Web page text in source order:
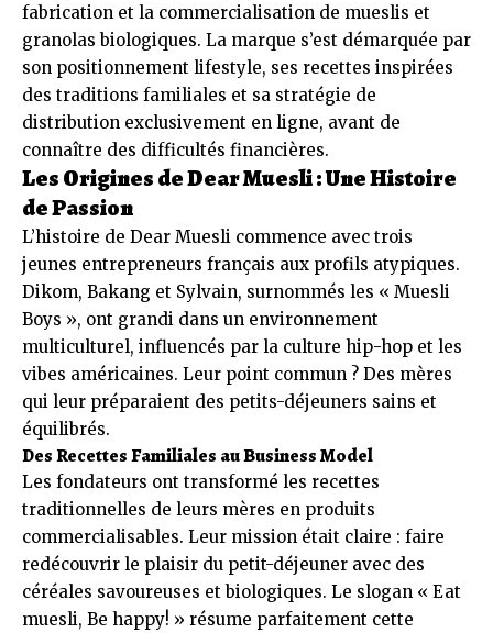
fabrication et la commercialisation de mueslis et
granolas biologiques. La marque s’est démarquée par
son positionnement lifestyle, ses recettes inspirées
des traditions familiales et sa stratégie de
distribution exclusivement en ligne, avant de
connaître des difficultés financières.
Les Origines de Dear Muesli : Une Histoire
de Passion
L’histoire de Dear Muesli commence avec trois
jeunes entrepreneurs français aux profils atypiques.
Dikom, Bakang et Sylvain, surnommés les « Muesli
Boys », ont grandi dans un environnement
multiculturel, influencés par la culture hip-hop et les
vibes américaines. Leur point commun ? Des mères
qui leur préparaient des petits-déjeuners sains et
équilibrés.
Des Recettes Familiales au Business Model
Les fondateurs ont transformé les recettes
traditionnelles de leurs mères en produits
commercialisables. Leur mission était claire : faire
redécouvrir le plaisir du petit-déjeuner avec des
céréales savoureuses et biologiques. Le slogan « Eat
muesli, Be happy! » résume parfaitement cette